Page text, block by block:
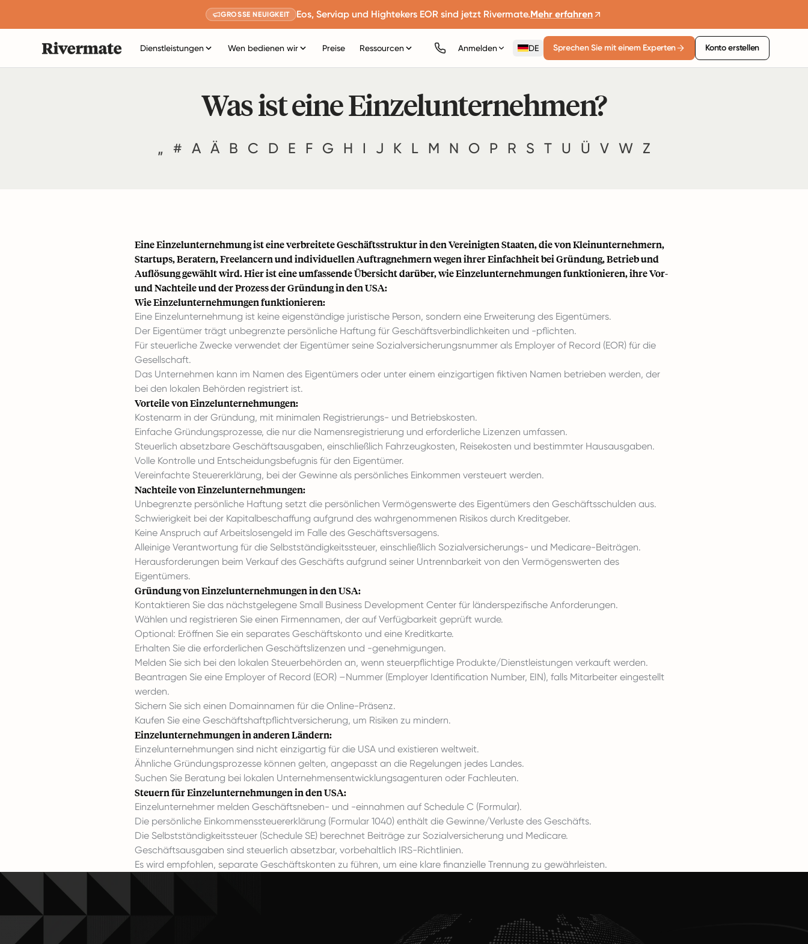
GROSSE NEUIGKEIT Eos, Serviap und Hightekers EOR sind jetzt Rivermate.Mehr erfahren
Dienstleistungen Wen bedienen wir Preise Ressourcen Anmelden DE Sprechen Sie mit einem Experten Konto erstellen
Was ist eine Einzelunternehmen?
„ # A Ä B C D E F G H I J K L M N O P R S T U Ü V W Z
Eine Einzelunternehmung ist eine verbreitete Geschäftsstruktur in den Vereinigten Staaten, die von Kleinunternehmern,
Startups, Beratern, Freelancern und individuellen Auftragnehmern wegen ihrer Einfachheit bei Gründung, Betrieb und
Auflösung gewählt wird. Hier ist eine umfassende Übersicht darüber, wie Einzelunternehmungen funktionieren, ihre Vor-
und Nachteile und der Prozess der Gründung in den USA:
Wie Einzelunternehmungen funktionieren:
Eine Einzelunternehmung ist keine eigenständige juristische Person, sondern eine Erweiterung des Eigentümers.
Der Eigentümer trägt unbegrenzte persönliche Haftung für Geschäftsverbindlichkeiten und -pflichten.
Für steuerliche Zwecke verwendet der Eigentümer seine Sozialversicherungsnummer als Employer of Record (EOR) für die
Gesellschaft.
Das Unternehmen kann im Namen des Eigentümers oder unter einem einzigartigen fiktiven Namen betrieben werden, der
bei den lokalen Behörden registriert ist.
Vorteile von Einzelunternehmungen:
Kostenarm in der Gründung, mit minimalen Registrierungs- und Betriebskosten.
Einfache Gründungsprozesse, die nur die Namensregistrierung und erforderliche Lizenzen umfassen.
Steuerlich absetzbare Geschäftsausgaben, einschließlich Fahrzeugkosten, Reisekosten und bestimmter Hausausgaben.
Volle Kontrolle und Entscheidungsbefugnis für den Eigentümer.
Vereinfachte Steuererklärung, bei der Gewinne als persönliches Einkommen versteuert werden.
Nachteile von Einzelunternehmungen:
Unbegrenzte persönliche Haftung setzt die persönlichen Vermögenswerte des Eigentümers den Geschäftsschulden aus.
Schwierigkeit bei der Kapitalbeschaffung aufgrund des wahrgenommenen Risikos durch Kreditgeber.
Keine Anspruch auf Arbeitslosengeld im Falle des Geschäftsversagens.
Alleinige Verantwortung für die Selbstständigkeitssteuer, einschließlich Sozialversicherungs- und Medicare-Beiträgen.
Herausforderungen beim Verkauf des Geschäfts aufgrund seiner Untrennbarkeit von den Vermögenswerten des
Eigentümers.
Gründung von Einzelunternehmungen in den USA:
Kontaktieren Sie das nächstgelegene Small Business Development Center für länderspezifische Anforderungen.
Wählen und registrieren Sie einen Firmennamen, der auf Verfügbarkeit geprüft wurde.
Optional: Eröffnen Sie ein separates Geschäftskonto und eine Kreditkarte.
Erhalten Sie die erforderlichen Geschäftslizenzen und -genehmigungen.
Melden Sie sich bei den lokalen Steuerbehörden an, wenn steuerpflichtige Produkte/Dienstleistungen verkauft werden.
Beantragen Sie eine Employer of Record (EOR) –Nummer (Employer Identification Number, EIN), falls Mitarbeiter eingestellt
werden.
Sichern Sie sich einen Domainnamen für die Online-Präsenz.
Kaufen Sie eine Geschäftshaftpflichtversicherung, um Risiken zu mindern.
Einzelunternehmungen in anderen Ländern:
Einzelunternehmungen sind nicht einzigartig für die USA und existieren weltweit.
Ähnliche Gründungsprozesse können gelten, angepasst an die Regelungen jedes Landes.
Suchen Sie Beratung bei lokalen Unternehmensentwicklungsagenturen oder Fachleuten.
Steuern für Einzelunternehmungen in den USA:
Einzelunternehmer melden Geschäftsneben- und -einnahmen auf Schedule C (Formular).
Die persönliche Einkommenssteuererklärung (Formular 1040) enthält die Gewinne/Verluste des Geschäfts.
Die Selbstständigkeitssteuer (Schedule SE) berechnet Beiträge zur Sozialversicherung und Medicare.
Geschäftsausgaben sind steuerlich absetzbar, vorbehaltlich IRS-Richtlinien.
Es wird empfohlen, separate Geschäftskonten zu führen, um eine klare finanzielle Trennung zu gewährleisten.